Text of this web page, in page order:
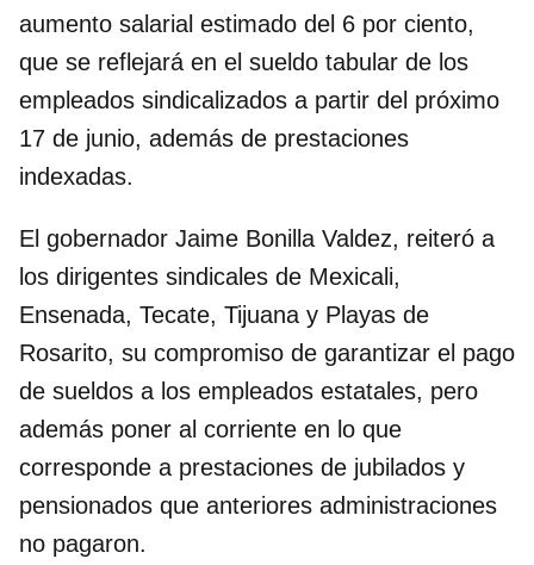
aumento salarial estimado del 6 por ciento,
que se reflejará en el sueldo tabular de los
empleados sindicalizados a partir del próximo
17 de junio, además de prestaciones
indexadas.
El gobernador Jaime Bonilla Valdez, reiteró a
los dirigentes sindicales de Mexicali,
Ensenada, Tecate, Tijuana y Playas de
Rosarito, su compromiso de garantizar el pago
de sueldos a los empleados estatales, pero
además poner al corriente en lo que
corresponde a prestaciones de jubilados y
pensionados que anteriores administraciones
no pagaron.